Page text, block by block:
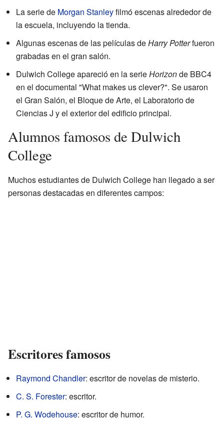
La serie de Morgan Stanleyfilmó escenas alrededor de
la escuela, incluyendo la tienda.
Algunas escenas de las películas deHarry Potterfueron
grabadas en el gran salón.
Dulwich College apareció en la serieHorizonde BBC4
en el documental "What makes us clever?". Se usaron
el Gran Salón, el Bloque de Arte, el Laboratorio de
Ciencias J y el exterior del edificio principal.
Alumnos famosos de Dulwich
College
Muchos estudiantes de Dulwich College han llegado a ser
personas destacadas en diferentes campos:
Escritores famosos
Raymond Chandler: escritor de novelas de misterio.
C. S. Forester: escritor.
P. G. Wodehouse: escritor de humor.